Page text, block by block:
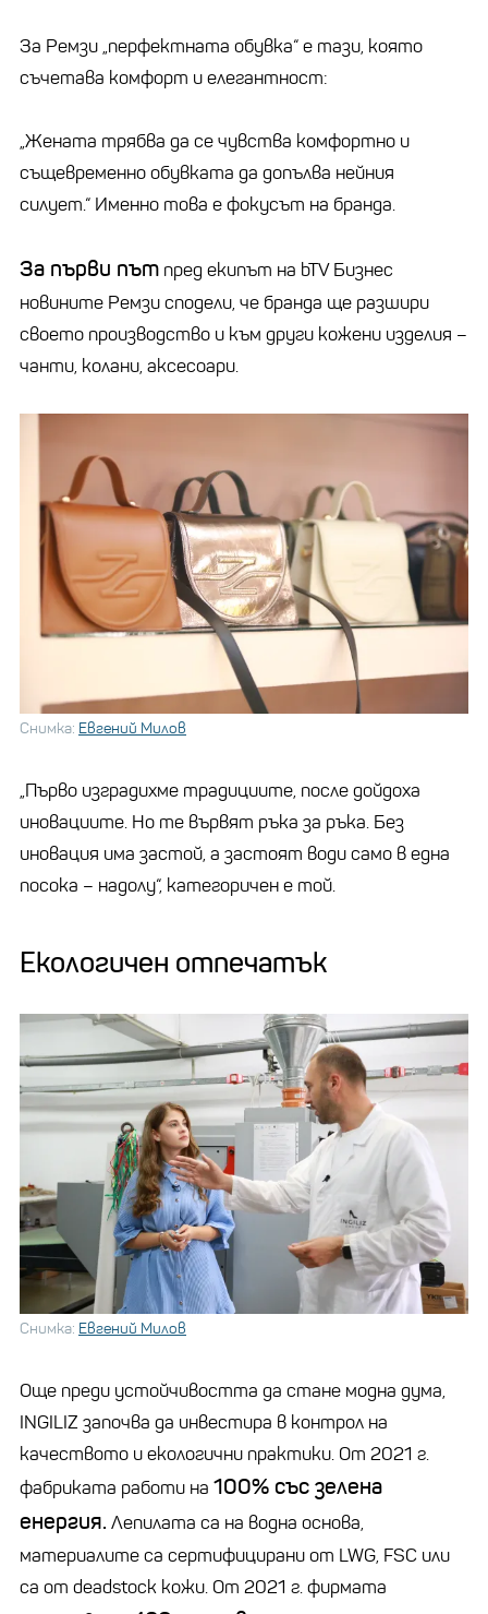
За Ремзи „перфектната обувка“ е тази, която
съчетава комфорт и елегантност:
„Жената трябва да се чувства комфортно и
същевременно обувката да допълва нейния
силует.“ Именно това е фокусът на бранда.
За първи път пред екипът на bTV Бизнес
новините Ремзи сподели, че бранда ще разшири
своето производство и към други кожени изделия –
чанти, колани, аксесоари.
Снимка: Евгений Милов
„Първо изградихме традициите, после дойдоха
иновациите. Но те вървят ръка за ръка. Без
иновация има застой, а застоят води само в една
посока – надолу“, категоричен е той.
Екологичен отпечатък
Снимка: Евгений Милов
Още преди устойчивостта да стане модна дума,
INGILIZ започва да инвестира в контрол на
качеството и екологични практики. От 2021 г.
фабриката работи на 100% със зелена
енергия. Лепилата са на водна основа,
материалите са сертифицирани от LWG, FSC или
са от deadstock кожи. От 2021 г. фирмата